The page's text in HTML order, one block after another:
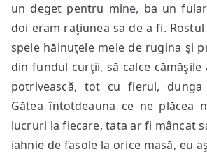
un deget pentru mine, ba un
doi eram raţiunea sa de a fi.
spele hăinuţele mele de rugina şi
din fundul curţii, să calce cămăşile
potrivească, tot cu fierul,
Gătea întotdeauna ce ne plăcea
lucruri la fiecare, tata ar fi mâncat
iahnie de fasole la orice masă, eu